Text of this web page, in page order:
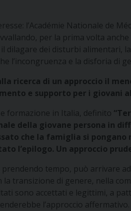
l’Académie Nationale de
per la prima volta
dilagare dei disturbi
l’incongruenza e la disforia di
ricerca di un approccio il
e supporto per i giovani
formazione in Italia, definito
della giovane persona in
che la famiglia si
l’epilogo. Un approccio
tempo, può arrivare
la transizione di genere, nella
sono accettati e legittimi, a
l’approccio affermativo.